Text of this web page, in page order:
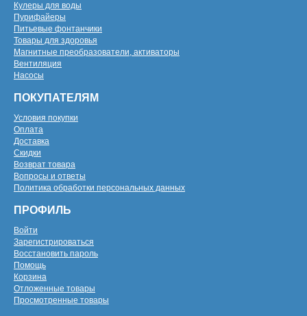
Кулеры для воды
Пурифайеры
Питьевые фонтанчики
Товары для здоровья
Магнитные преобразователи, активаторы
Вентиляция
Насосы
ПОКУПАТЕЛЯМ
Условия покупки
Оплата
Доставка
Скидки
Возврат товара
Вопросы и ответы
Политика обработки персональных данных
ПРОФИЛЬ
Войти
Зарегистрироваться
Восстановить пароль
Помощь
Корзина
Отложенные товары
Просмотренные товары